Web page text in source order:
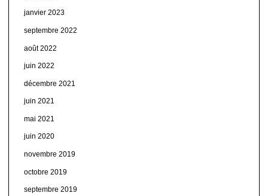
janvier 2023
septembre 2022
août 2022
juin 2022
décembre 2021
juin 2021
mai 2021
juin 2020
novembre 2019
octobre 2019
septembre 2019